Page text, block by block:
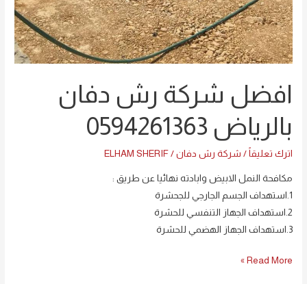
افضل شركة رش دفان
بالرياض 0594261363
اترك تعليقاً / شركة رش دفان /
ELHAM SHERIF
مكافحة النمل الابيض وابادته نهائيا عن طريق :
1.استهداف الجسم الجارجي للجحشرة
2.استهداف الجهاز التنفسي للحشرة
3.استهداف الجهاز الهضمي للحشرة
Read More »